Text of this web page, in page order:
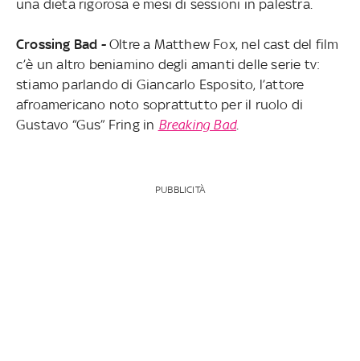
una dieta rigorosa e mesi di sessioni in palestra.
Crossing Bad - Oltre a Matthew Fox, nel cast del film
c’è un altro beniamino degli amanti delle serie tv:
stiamo parlando di Giancarlo Esposito, l’attore
afroamericano noto soprattutto per il ruolo di
Gustavo “Gus” Fring in Breaking Bad.
PUBBLICITÀ